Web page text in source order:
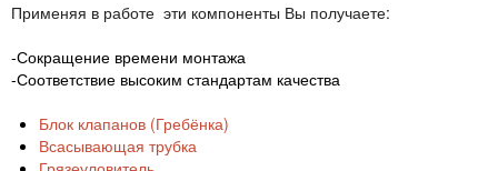
Применяя в работе эти компоненты Вы получаете:
-Сокращение времени монтажа
-Соответствие высоким стандартам качества
Блок клапанов (Гребёнка)
Всасывающая трубка